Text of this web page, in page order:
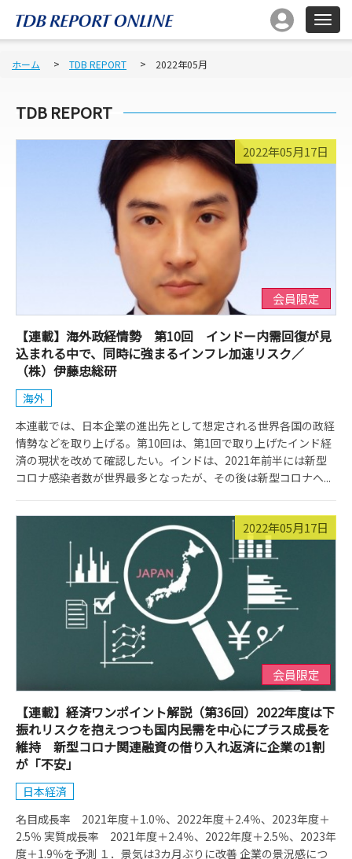
ホーム TDB REPORT 2022年05月
TDB REPORT
2022年05月17日
会員限定
【連載】海外政経情勢 第10回 インドー内需回復が見
込まれる中で、同時に強まるインフレ加速リスク／
（株）伊藤忠総研
海外
本連載では、日本企業の進出先として想定される世界各国の政経
情勢などを取り上げる。第10回は、第1回で取り上げたインド経
済の現状を改めて確認したい。インドは、2021年前半には新型
コロナ感染者数が世界最多となったが、その後は新型コロナへ...
2022年05月17日
会員限定
【連載】経済ワンポイント解説（第36回）2022年度は下
振れリスクを抱えつつも国内民需を中心にプラス成長を
維持 新型コロナ関連融資の借り入れ返済に企業の1割
が「不安」
日本経済
名目成長率 2021年度＋1.0％、2022年度＋2.4％、2023年度＋
2.5％ 実質成長率 2021年度＋2.4％、2022年度＋2.5％、2023年
度＋1.9％を予測 １．景気は3カ月ぶりに改善 企業の景況感につ